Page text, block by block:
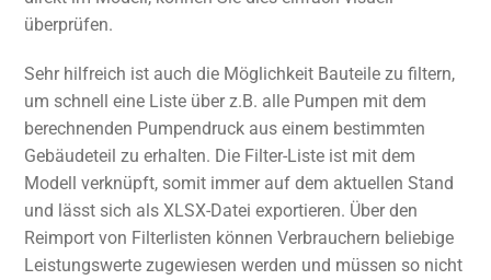
überprüfen.
Sehr hilfreich ist auch die Möglichkeit Bauteile zu filtern,
um schnell eine Liste über z.B. alle Pumpen mit dem
berechnenden Pumpendruck aus einem bestimmten
Gebäudeteil zu erhalten. Die Filter-Liste ist mit dem
Modell verknüpft, somit immer auf dem aktuellen Stand
und lässt sich als XLSX-Datei exportieren. Über den
Reimport von Filterlisten können Verbrauchern beliebige
Leistungswerte zugewiesen werden und müssen so nicht